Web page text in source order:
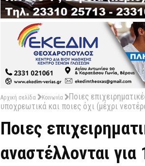
Αρχική σελίδα Κοινωνία
Ποιες
υποχρεωτικά και ποιες όχι (μέχρι
Ποιες
αναστέλλονται